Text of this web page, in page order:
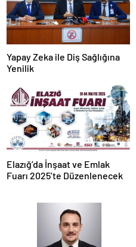
Yapay Zeka ile Diş Sağlığına
Yenilik
Elazığ’da İnşaat ve Emlak
Fuarı 2025’te Düzenlenecek